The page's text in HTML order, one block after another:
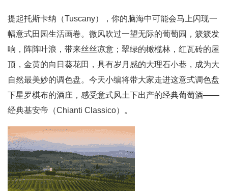
提起托斯卡纳（Tuscany），你的脑海中可能会马上闪现一
幅意式田园生活画卷。微风吹过一望无际的葡萄园，簌簌发
响，阵阵叶浪，带来丝丝凉意；翠绿的橄榄林，红瓦砖的屋
顶，金黄的向日葵花田，具有岁月感的大理石小巷，成为大
自然最美妙的调色盘。今天小编将带大家走进这意式调色盘
下星罗棋布的酒庄，感受意式风土下出产的经典葡萄酒——
经典基安帝（Chianti Classico）。